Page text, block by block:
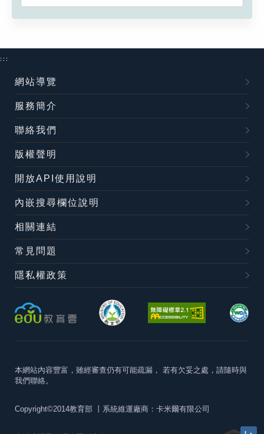
:::
網站導覽
服務簡介
聯絡我們
版權聲明
開放API使用說明
內嵌搜尋欄位說明
相關連結
常見問題
隱私權政策
本網站內容豐富，雖經審查仍有可能疏漏， 若有欠妥之處，請隨時與
我們聯絡。
Copyright©2014教育部 丨系統維運廠商：卡米爾有限公司